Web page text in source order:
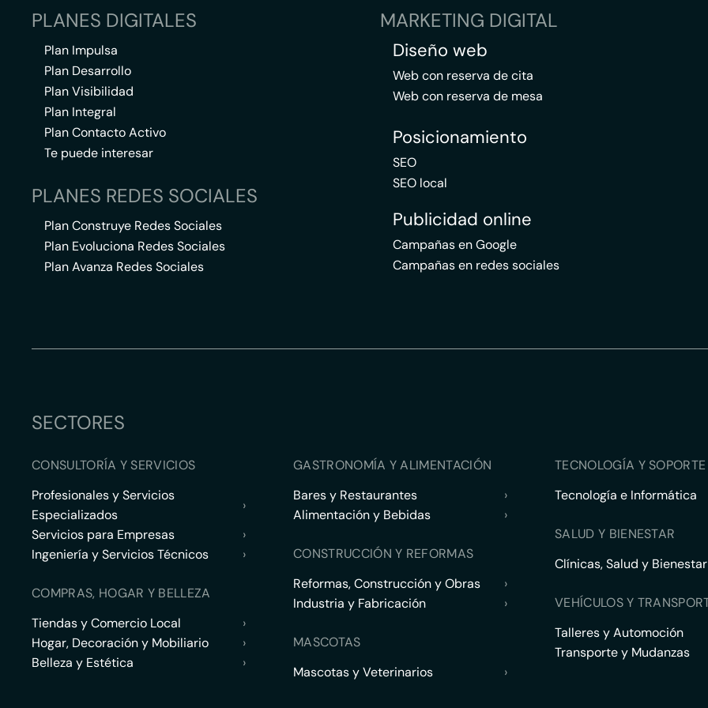
PLANES DIGITALES
Plan Impulsa
Plan Desarrollo
Plan Visibilidad
Plan Integral
Plan Contacto Activo
Te puede interesar
PLANES REDES SOCIALES
Plan Construye Redes Sociales
Plan Evoluciona Redes Sociales
Plan Avanza Redes Sociales
MARKETING DIGITAL
Diseño web
Web con reserva de cita
Web con reserva de mesa
Posicionamiento
SEO
SEO local
Publicidad online
Campañas en Google
Campañas en redes sociales
SECTORES
CONSULTORÍA Y SERVICIOS
Profesionales y Servicios
Especializados
›
Servicios para Empresas
›
Ingeniería y Servicios Técnicos
›
COMPRAS, HOGAR Y BELLEZA
Tiendas y Comercio Local
›
Hogar, Decoración y Mobiliario
›
Belleza y Estética
›
GASTRONOMÍA Y ALIMENTACIÓN
Bares y Restaurantes
›
Alimentación y Bebidas
›
CONSTRUCCIÓN Y REFORMAS
Reformas, Construcción y Obras
›
Industria y Fabricación
›
MASCOTAS
Mascotas y Veterinarios
›
TECNOLOGÍA Y
Tecnología e Informática
SALUD Y BIENESTAR
Clínicas, Salud y Bienestar
VEHÍCULOS Y
Talleres y Automoción
Transporte y Mudanzas